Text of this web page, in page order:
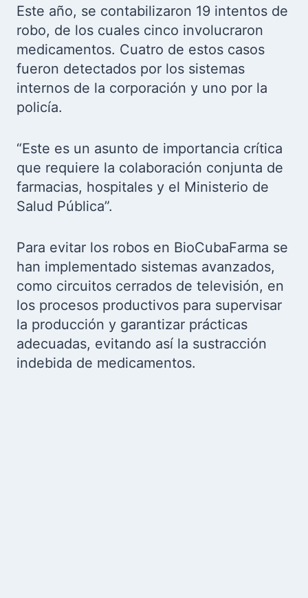
Este año, se contabilizaron 19 intentos de
robo, de los cuales cinco involucraron
medicamentos. Cuatro de estos casos
fueron detectados por los sistemas
internos de la corporación y uno por la
policía.
“Este es un asunto de importancia crítica
que requiere la colaboración conjunta de
farmacias, hospitales y el Ministerio de
Salud Pública”.
Para evitar los robos en BioCubaFarma se
han implementado sistemas avanzados,
como circuitos cerrados de televisión, en
los procesos productivos para supervisar
la producción y garantizar prácticas
adecuadas, evitando así la sustracción
indebida de medicamentos.